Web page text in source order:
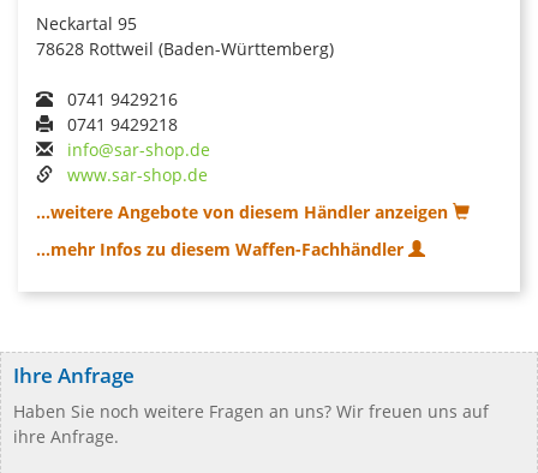
Neckartal 95
78628 Rottweil (Baden-Württemberg)
0741 9429216
0741 9429218
info@sar-shop.de
www.sar-shop.de
...weitere Angebote von diesem Händler anzeigen
...mehr Infos zu diesem Waffen-Fachhändler
Ihre Anfrage
Haben Sie noch weitere Fragen an uns? Wir freuen uns auf
ihre Anfrage.